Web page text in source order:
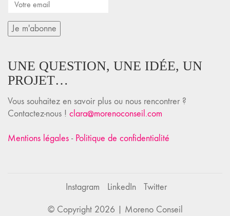
UNE QUESTION, UNE IDÉE, UN
PROJET…
Vous souhaitez en savoir plus ou nous rencontrer ?
Contactez-nous ! clara@morenoconseil.com
Mentions légales - Politique de confidentialité
Instagram LinkedIn Twitter
© Copyright 2026 | Moreno Conseil